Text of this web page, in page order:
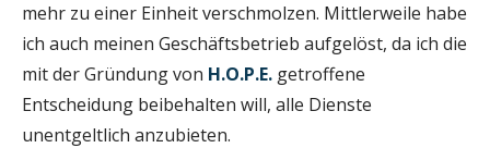
mehr zu einer Einheit verschmolzen. Mittlerweile habe
ich auch meinen Geschäftsbetrieb aufgelöst, da ich die
mit der Gründung von H.O.P.E. getroffene
Entscheidung beibehalten will, alle Dienste
unentgeltlich anzubieten.